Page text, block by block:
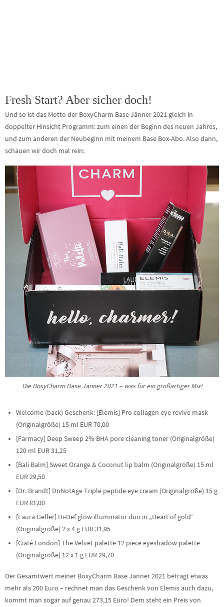
Fresh Start? Aber sicher doch!
Und so ist das Motto der BoxyCharm Base Jänner 2021 gleich in
doppelter Hinsicht Programm: zum einen der Beginn des neuen Jahres,
und zum anderen der Neubeginn mit meinem Base Box-Abo. Also dann,
schauen wir doch mal rein:
Die BoxyCharm Base Jänner 2021 – was für ein großartiger Mix!
Welcome (back) Geschenk: [Elemis] Pro collagen eye revive mask
(Originalgröße) 15 ml EUR 70,00
[Farmacy] Deep Sweep 2% BHA pore cleaning toner (Originalgröße)
120 ml EUR 31,25
[Bali Balm] Sweet Orange & Coconut lip balm (Originalgröße) 15 ml
EUR 29,50
[Dr. Brandt] DoNotAge Triple peptide eye cream (Originalgröße) 15 g
EUR 81,00
[Laura Geller] Hi-Def glow illuminator duo in „Heart of gold“
(Originalgröße) 2 x 4 g EUR 31,95
[Ciaté London] The Velvet palette 12 piece eyeshadow palette
(Originalgröße) 12 x 1 g EUR 29,70
Der Gesamtwert meiner BoxyCharm Base Jänner 2021 beträgt etwas
mehr als 200 Euro – rechnet man das Geschenk von Elemis auch dazu,
kommt man sogar auf genau 273,15 Euro! Dem steht ein Preis von